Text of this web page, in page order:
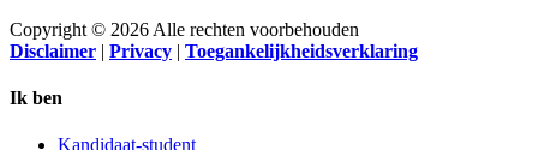
Copyright © 2026 Alle rechten voorbehouden
Disclaimer | Privacy | Toegankelijkheidsverklaring
Ik ben
Kandidaat-student